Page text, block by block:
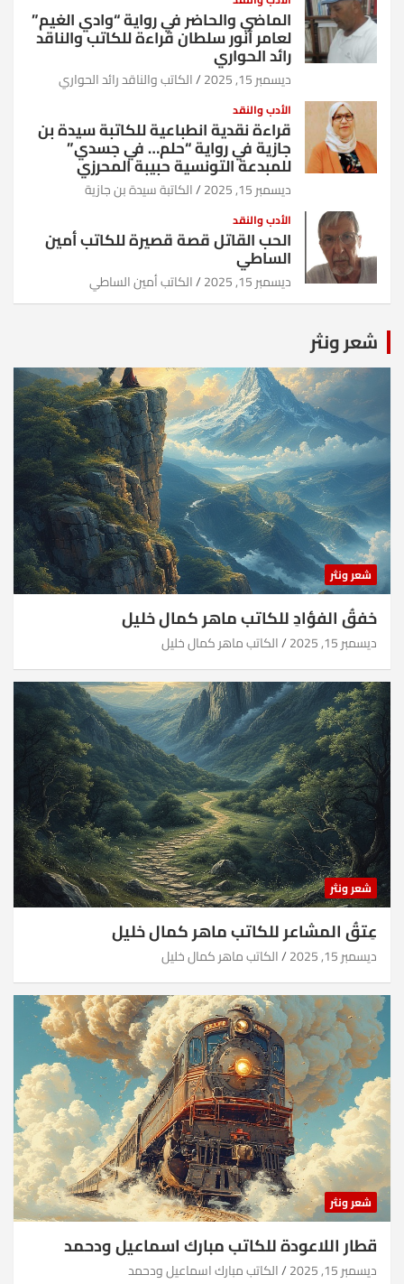
الماضي والحاضر في رواية “وادي الغيم”
لعامر أنور سلطان قراءة للكاتب والناقد
رائد الحواري
ديسمبر 15, 2025 الكاتب والناقد رائد الحواري
الأدب والنقد
قراءة نقدية انطباعية للكاتبة سيدة بن
جازية في رواية “حلم… في جسدي”
للمبدعة التونسية حبيبة المحرزي
ديسمبر 15, 2025 الكاتبة سيدة بن جازية
الأدب والنقد
الحب القاتل قصة قصيرة للكاتب أمين
الساطي
ديسمبر 15, 2025 الكاتب أمين الساطي
شعر ونثر
شعر ونثر
خفقُ الفؤادِ للكاتب ماهر كمال خليل
ديسمبر 15, 2025 الكاتب ماهر كمال خليل
شعر ونثر
عِتقُ المشاعر للكاتب ماهر كمال خليل
ديسمبر 15, 2025 الكاتب ماهر كمال خليل
شعر ونثر
قطار اللاعودة للكاتب مبارك اسماعيل ودحمد
ديسمبر 15, 2025 الكاتب مبارك اسماعيل ودحمد